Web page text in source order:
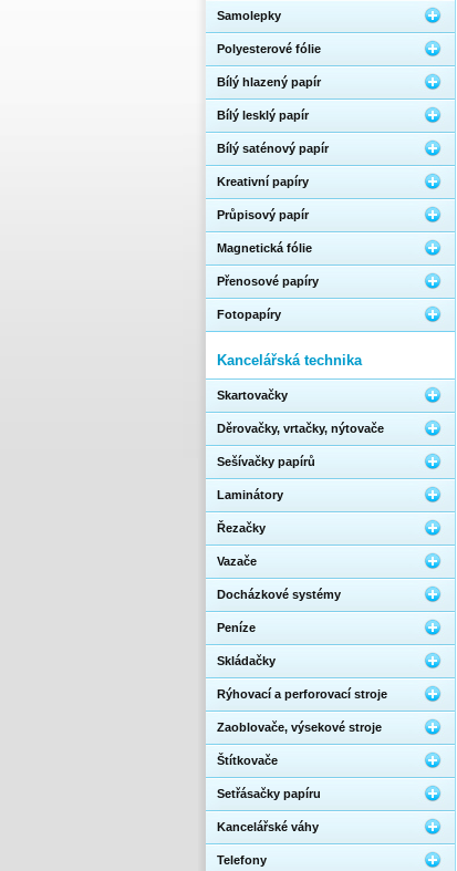
Samolepky
Polyesterové fólie
Bílý hlazený papír
Bílý lesklý papír
Bílý saténový papír
Kreativní papíry
Průpisový papír
Magnetická fólie
Přenosové papíry
Fotopapíry
Kancelářská technika
Skartovačky
Děrovačky, vrtačky, nýtovače
Sešívačky papírů
Laminátory
Řezačky
Vazače
Docházkové systémy
Peníze
Skládačky
Rýhovací a perforovací stroje
Zaoblovače, výsekové stroje
Štítkovače
Setřásačky papíru
Kancelářské váhy
Telefony